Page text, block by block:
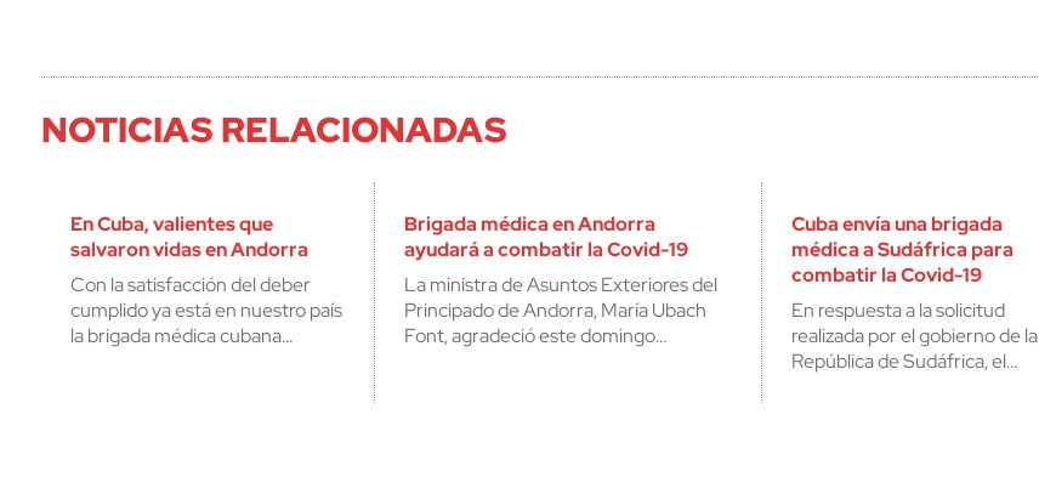
NOTICIAS RELACIONADAS
En Cuba, valientes que
salvaron vidas en Andorra
Con la satisfacción del deber
cumplido ya está en nuestro país
la brigada médica cubana…
Brigada médica en Andorra
ayudará a combatir la Covid-19
La ministra de Asuntos Exteriores del
Principado de Andorra, María Ubach
Font, agradeció este domingo…
Cuba envía una brigada
médica a Sudáfrica para
combatir la Covid-19
En respuesta a la solicitud
realizada por el gobierno de la
República de Sudáfrica, el…